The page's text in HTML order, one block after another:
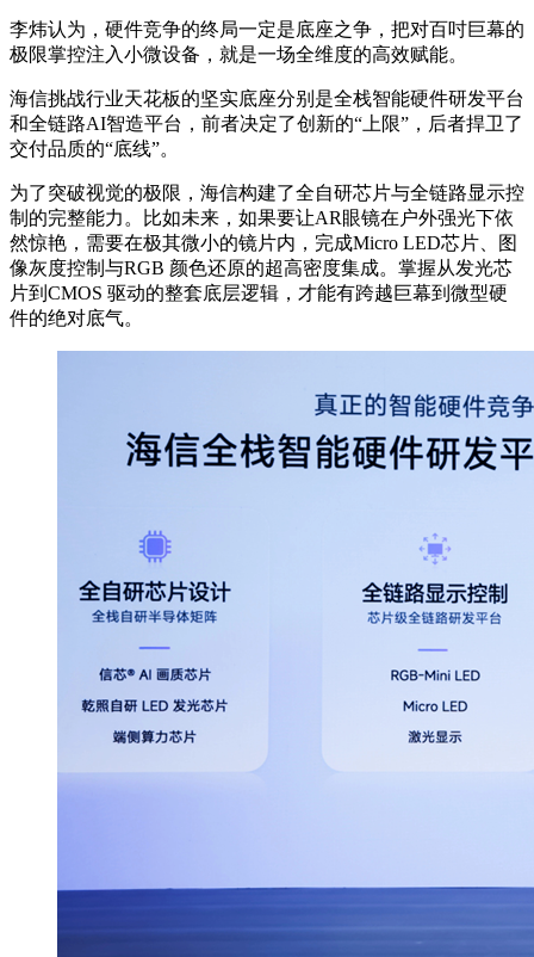
李炜认为，硬件竞争的终局一定是底座之争，把对百吋巨幕的
极限掌控注入小微设备，就是一场全维度的高效赋能。
海信挑战行业天花板的坚实底座分别是全栈智能硬件研发平台
和全链路AI智造平台，前者决定了创新的“上限”，后者捍卫了
交付品质的“底线”。
为了突破视觉的极限，海信构建了全自研芯片与全链路显示控
制的完整能力。比如未来，如果要让AR眼镜在户外强光下依
然惊艳，需要在极其微小的镜片内，完成Micro LED芯片、图
像灰度控制与RGB 颜色还原的超高密度集成。掌握从发光芯
片到CMOS 驱动的整套底层逻辑，才能有跨越巨幕到微型硬
件的绝对底气。